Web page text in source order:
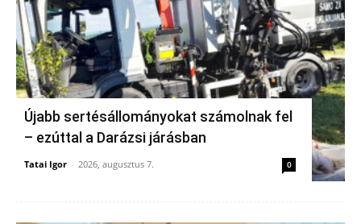
Újabb sertésállományokat számolnak fel
– ezúttal a Darázsi járásban
Tatai Igor - 2026, augusztus 7. 0